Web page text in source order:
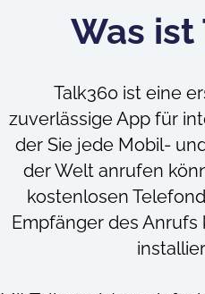
Was ist
Talk360 ist eine
zuverlässige App für
der Sie jede Mobil-
der Welt anrufen
kostenlosen
Empfänger des